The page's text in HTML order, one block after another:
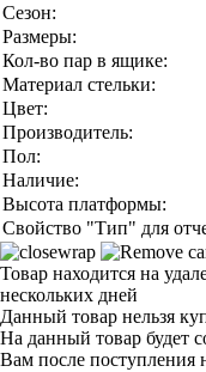
Сезон:
Размеры:
Кол-во пар в ящике:
Материал стельки:
Цвет:
Производитель:
Пол:
Наличие:
Высота платформы:
Свойство "Тип" для
Товар находится на
нескольких дней
Данный товар нельзя
На данный товар будет
Вам после поступления